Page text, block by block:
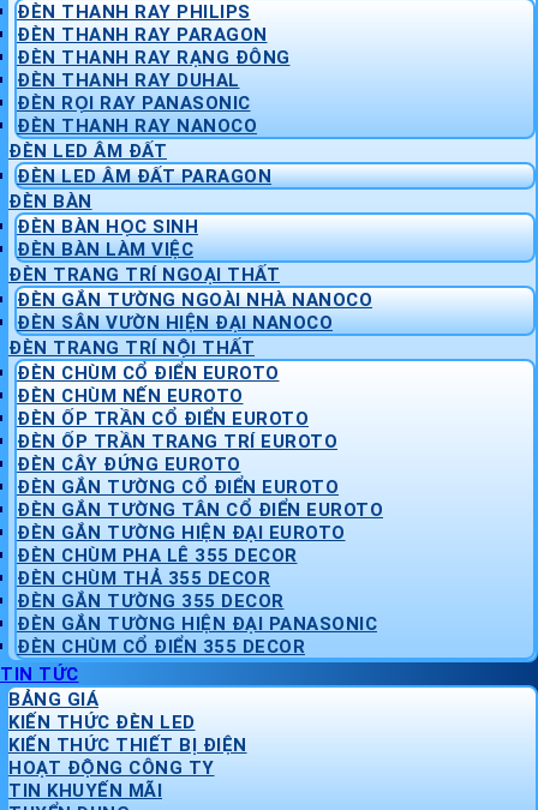
ĐÈN THANH RAY PHILIPS
ĐÈN THANH RAY PARAGON
ĐÈN THANH RAY RẠNG ĐÔNG
ĐÈN THANH RAY DUHAL
ĐÈN RỌI RAY PANASONIC
ĐÈN THANH RAY NANOCO
ĐÈN LED ÂM ĐẤT
ĐÈN LED ÂM ĐẤT PARAGON
ĐÈN BÀN
ĐÈN BÀN HỌC SINH
ĐÈN BÀN LÀM VIỆC
ĐÈN TRANG TRÍ NGOẠI THẤT
ĐÈN GẮN TƯỜNG NGOÀI NHÀ NANOCO
ĐÈN SÂN VƯỜN HIỆN ĐẠI NANOCO
ĐÈN TRANG TRÍ NỘI THẤT
ĐÈN CHÙM CỔ ĐIỂN EUROTO
ĐÈN CHÙM NẾN EUROTO
ĐÈN ỐP TRẦN CỔ ĐIỂN EUROTO
ĐÈN ỐP TRẦN TRANG TRÍ EUROTO
ĐÈN CÂY ĐỨNG EUROTO
ĐÈN GẮN TƯỜNG CỔ ĐIỂN EUROTO
ĐÈN GẮN TƯỜNG TÂN CỔ ĐIỂN EUROTO
ĐÈN GẮN TƯỜNG HIỆN ĐẠI EUROTO
ĐÈN CHÙM PHA LÊ 355 DECOR
ĐÈN CHÙM THẢ 355 DECOR
ĐÈN GẮN TƯỜNG 355 DECOR
ĐÈN GẮN TƯỜNG HIỆN ĐẠI PANASONIC
ĐÈN CHÙM CỔ ĐIỂN 355 DECOR
TIN TỨC
BẢNG GIÁ
KIẾN THỨC ĐÈN LED
KIẾN THỨC THIẾT BỊ ĐIỆN
HOẠT ĐỘNG CÔNG TY
TIN KHUYẾN MÃI